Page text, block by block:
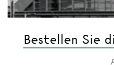
Bestellen Sie